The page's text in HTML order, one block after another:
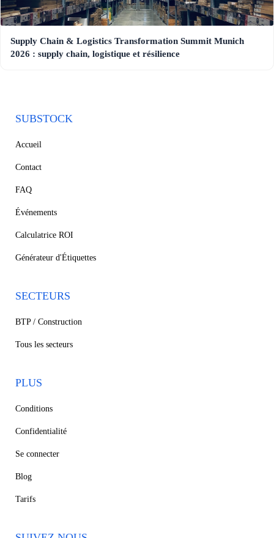
Supply Chain & Logistics Transformation Summit Munich
2026 : supply chain, logistique et résilience
SUBSTOCK
Accueil
Contact
FAQ
Événements
Calculatrice ROI
Générateur d'Étiquettes
SECTEURS
BTP / Construction
Tous les secteurs
PLUS
Conditions
Confidentialité
Se connecter
Blog
Tarifs